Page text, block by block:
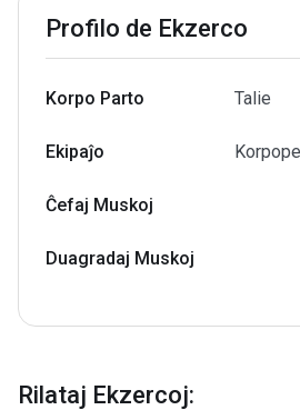
Profilo de Ekzerco
Korpo Parto Talie
Ekipaĵo
Ĉefaj Muskoj
Duagradaj Muskoj
Rilataj Ekzercoj: